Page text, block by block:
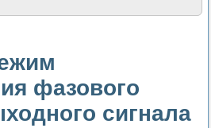
аэрозоля и выпадения осадка в
VISION для геометрического анализа в
стабилизации
с помощью программно -
параметров всплывающих газовых
асинхронным тиристорным
фазового
сигнала